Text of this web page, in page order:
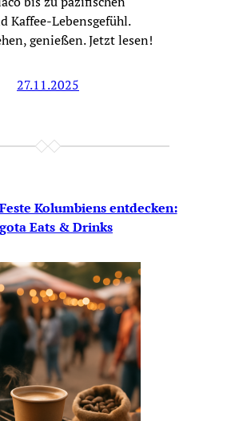
Kaffee-Lebensgefühl.
genießen. Jetzt lesen!
27.11.2025
Kolumbiens entdecken:
Eats & Drinks